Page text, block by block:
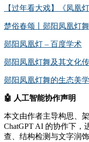
【过年看大戏】《凤凰灯
楚俗春颂丨郧阳凤凰灯
郧阳凤凰灯 – 百度学术
郧阳凤凰灯舞及其文化
郧阳凤凰灯舞的生态美
🤖 人工智能协作声明
本文由作者主导构思、
ChatGPT AI 的协作下，
查、结构检测与文字润